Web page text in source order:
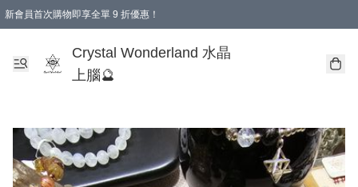
新會員首次購物即享全單 9 折優惠！
Crystal Wonderland 水晶
上腦🔮